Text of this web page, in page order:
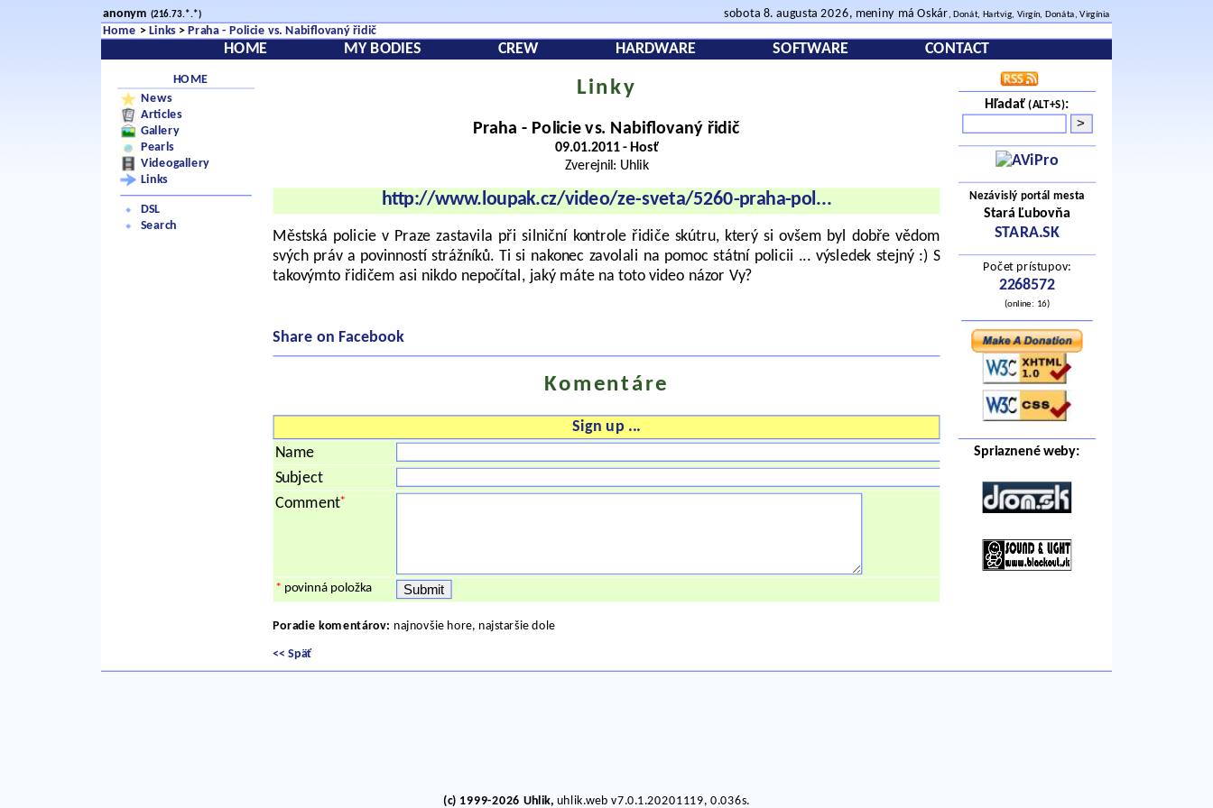
anonym (216.73.*.*) sobota 8. augusta 2026, meniny má Oskár, Donát, Hartvig, Virgín, Donáta, Virgínia
Home > Links> Praha - Policie vs. Nabiflovaný řidič
HOME MY BODIES CREW HARDWARE SOFTWARE CONTACT
HOME
News
Articles
Gallery
Pearls
Videogallery
Links
DSL
Search
Hľadať(ALT+S):
Nezávislý portál mesta
Stará Ľubovňa
STARA.SK
Počet prístupov:
2268572
(online: 16)
Spriaznené weby:
Linky
Praha - Policie vs. Nabiflovaný řidič
09.01.2011 - Hosť
Zverejnil: Uhlik
http://www.loupak.cz/video/ze-sveta/5260-praha-pol...
Městská policie v Praze zastavila při silniční kontrole řidiče skútru, který si ovšem byl dobře vědom
svých práv a povinností strážníků. Ti si nakonec zavolali na pomoc státní policii ... výsledek stejný :) S
takovýmto řidičem asi nikdo nepočítal, jaký máte na toto video názor Vy?
Share on Facebook
Komentáre
Sign up ...
Name
Subject
Comment*
* povinná položka
Poradie komentárov: najnovšie hore, najstaršie dole
<< Späť
(c) 1999-2026 Uhlik, uhlik.web v7.0.1.20201119, 0.036s.